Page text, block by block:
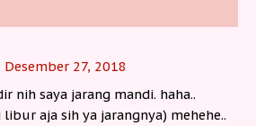
Desember 27, 2018
nih saya jarang mandi. haha..
aja sih ya jarangnya) mehehe..